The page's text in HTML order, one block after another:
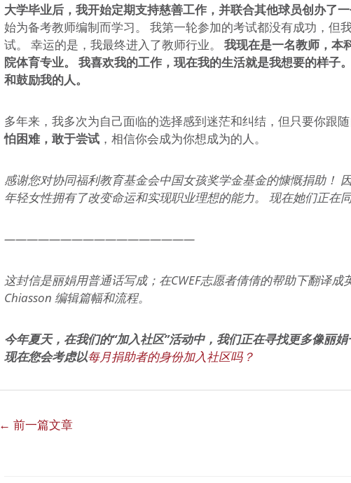
大学毕业后，我开始定期支持慈善工作，并联合其他球员创办了一
始为备考教师编制而学习。 我第一轮参加的考试都没有成功，但
试。 幸运的是，我最终进入了教师行业。 我现在是一名教师，本
院体育专业。 我喜欢我的工作，现在我的生活就是我想要的样子
和鼓励我的人。
多年来，我多次为自己面临的选择感到迷茫和纠结，但只要你跟随
怕困难，敢于尝试 ，相信你会成为你想成为的人。
感谢您对协同福利教育基金会中国女孩奖学金基金的慷慨捐助！
年轻女性拥有了改变命运和实现职业理想的能力。 现在她们正在
—————————————————
这封信是丽娟用普通话写成；在CWEF志愿者倩倩的帮助下翻译
Chiasson 编辑篇幅和流程。
今年夏天，在我们的“加入社区”活动中，我们正在寻找更多像丽娟
现在您会考虑以每月捐助者的身份加入社区吗？
← 前一篇文章